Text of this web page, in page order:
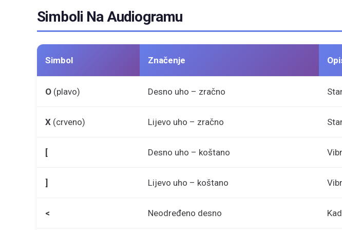
Simboli Na Audiogramu
Simbol Značenje
O (plavo) Desno uho – zračno
X (crveno) Lijevo uho – zračno
[ Desno uho – koštano
] Lijevo uho – koštano
< Neodređeno desno